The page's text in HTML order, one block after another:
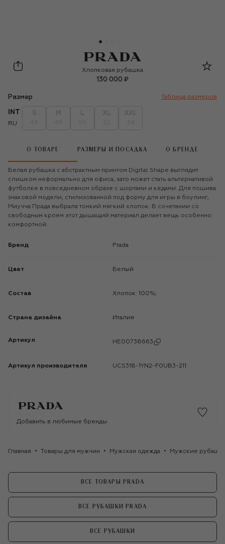
Prada
Хлопковая рубашка
130 000 ₽
Размер Таблица размеров
INT
RU
О ТОВАРЕ РАЗМЕРЫ И ПОСАДКА О БРЕНДЕ
Белая рубашка с абстрактным принтом Digital Shape выглядит
слишком неформально для офиса, зато может стать альтернативой
футболке в повседневном образе с шортами и кедами. Для пошива
знаковой модели, стилизованной под форму для игры в боулинг,
Миучча Прада выбрала тонкий мягкий хлопок. В сочетании со
свободным кроем этот дышащий материал делает вещь особенно
комфортной.
Бренд Prada
Цвет Белый
Состав Хлопок: 100%;
Страна дизайна Италия
Артикул HE00738663
Артикул производителя UCS318-1YN2-F0UB3-211
Добавить в любимые бренды
Главная Товары для мужчин Мужская одежда Мужские
ВСЕ ТОВАРЫ PRADA
ВСЕ РУБАШКИ PRADA
ВСЕ РУБАШКИ